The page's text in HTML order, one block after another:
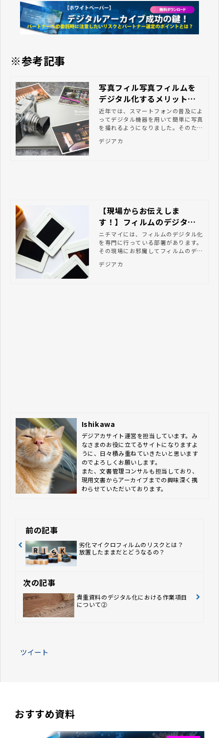
※参考記事
写真フィル写真フィルムを
デジタル化するメリットや
方法、注意点とはムをデジ
タル化するメリットや方
法、注意点とは
近年では、スマートフォンの普及によ
ってデジタル機器を用いて簡単に写真
を撮れるようになりました。そのた
テンツとして、デジタルアーカイブを
共有の情報資産となるため、次世代へ
と継承していくことが重要な課題の一
つとされています。 企業・団体の担
当者のなかには、保有する歴史写真や
文化財写真などの公開と利活用の促進
に向けて、写真・写真フィルムのデジ
タル化を検討している方もいるのでは
ないでしょうか。 この記事では、写
デジアカ
【現場からお伝えしま
す！】フィルムのデジタル
化
ニチマイには、フィルムのデジタル化
を専門に行っている部署があります。
その現場にお邪魔してフィルムのデジ
にしました。 現場ではどんなフィル
デジアカ
Ishikawa
デジアカサイト運営を担当しています。み
なさまのお役に立てるサイトになりますよ
うに、日々積み重ねていきたいと思います
のでよろしくお願いします。
また、文書管理コンサルも担当しており、
現用文書からアーカイブまでの興味深く携
わらせていただいております。
前の記事
劣化マイクロフィルムのリスクとは？
放置したままだとどうなるの？
次の記事
貴重資料のデジタル化における作業項目
について②
ツイート
おすすめ資料